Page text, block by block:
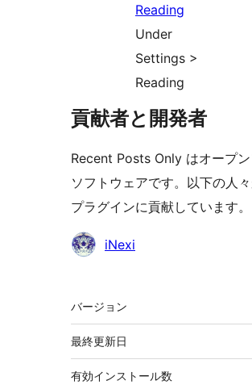
Under
Settings >
Reading
貢献者と開発者
Recent Posts Only はオープン
ソフトウェアです。以下の人
プラグインに貢献しています。
貢
iNexi
メ
タ
バージョン
最終更新日
有効インストール数